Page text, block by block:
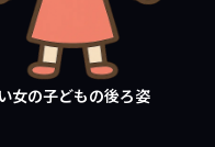
女の子どもの後ろ姿